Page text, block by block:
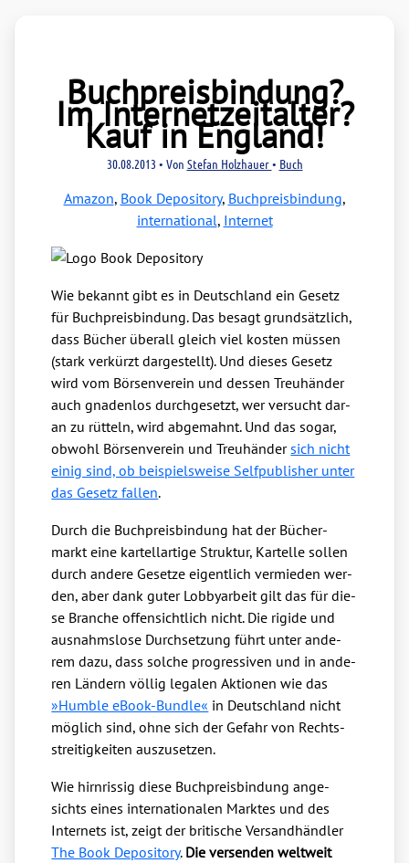
Buchpreisbindung?
Im Internetzeitalter?
Kauf in England!
30.08.2013 • Von Stefan Holzhauer• Buch
Amazon, Book Depository, Buchpreisbindung,
international, Internet
Wie bekannt gibt es in Deutsch­land ein Gesetz
für Buch­preis­bin­dung. Das besagt grund­sätz­lich,
dass Bücher über­all gleich viel kos­ten müs­sen
(stark ver­kürzt dar­ge­stellt). Und die­ses Gesetz
wird vom Bör­sen­ver­ein und des­sen Treu­hän­der
auch gna­den­los durch­ge­setzt, wer ver­sucht dar­
an zu rüt­teln, wird abge­mahnt. Und das sogar,
obwohl Bör­sen­ver­ein und Treu­hän­dersich nicht
einig sind, ob bei­spiels­wei­se Self­pu­blisher unter
das Gesetz fal­len.
Durch die Buch­preis­bin­dung hat der Bücher­
markt eine kar­tell­ar­ti­ge Struk­tur, Kar­tel­le sol­len
durch ande­re Geset­ze eigent­lich ver­mie­den wer­
den, aber dank guter Lob­by­ar­beit gilt das für die­
se Bran­che offen­sicht­lich nicht. Die rigi­de und
aus­nahms­lo­se Durch­set­zung führt unter ande­
rem dazu, dass sol­che pro­gres­si­ven und in ande­
ren Län­dern völ­lig lega­len Aktio­nen wie das
»Hum­ble eBook-Bund­le« in Deutsch­land nicht
mög­lich sind, ohne sich der Gefahr von Rechts­
strei­tig­kei­ten aus­zu­set­zen.
Wie hirn­ris­sig die­se Buch­preis­bin­dung ange­
sichts eines inter­na­tio­na­len Mark­tes und des
Inter­nets ist, zeigt der bri­ti­sche Ver­sand­händ­ler
The Book Depo­si­to­ry. Die ver­sen­den welt­weit